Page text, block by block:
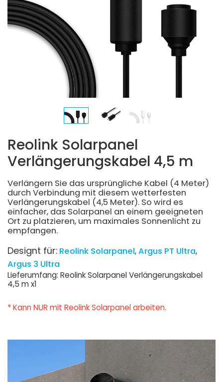
Reolink Solarpanel
Verlängerungskabel 4,5 m
Verlängern Sie das ursprüngliche Kabel (4 Meter)
durch Verbindung mit diesem wetterfesten
Verlängerungskabel (4,5 Meter). So wird es
einfacher, das Solarpanel an einem geeigneten
Ort zu platzieren, um maximales Sonnenlicht zu
empfangen.
Designt für: Reolink Solarpanel Argus PT Ultra
Argus 3 Ultra
Lieferumfang: Reolink Solarpanel Verlängerungskabel
4,5 m x1
* Kann NUR mit Reolink Solarpanel arbeiten.